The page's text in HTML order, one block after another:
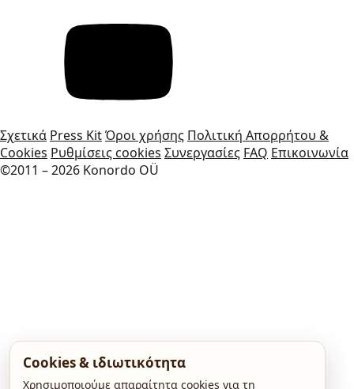
Σχετικά Press KitΌροι χρήσης Πολιτική Απορρήτου &
Cookies Ρυθμίσεις cookies Συνεργασίες FAQ Επικοινωνία
©2011 – 2026 Konordo OÜ
Cookies & ιδιωτικότητα
Χρησιμοποιούμε απαραίτητα cookies για τη